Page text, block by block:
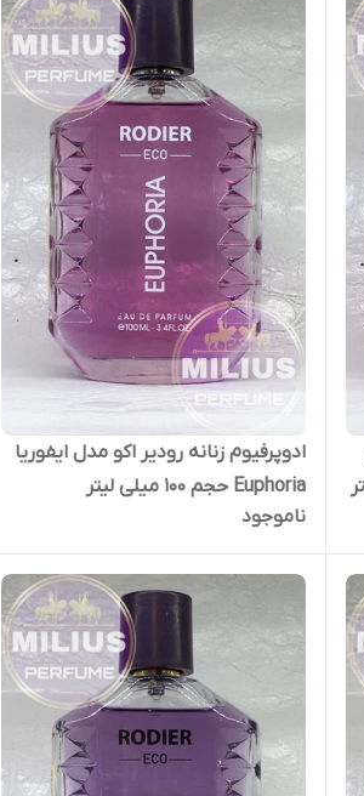
ادوپرفیوم زنانه رودیر اکو مدل ایفوریا
Euphoria حجم 100 میلی لیتر
ناموجود